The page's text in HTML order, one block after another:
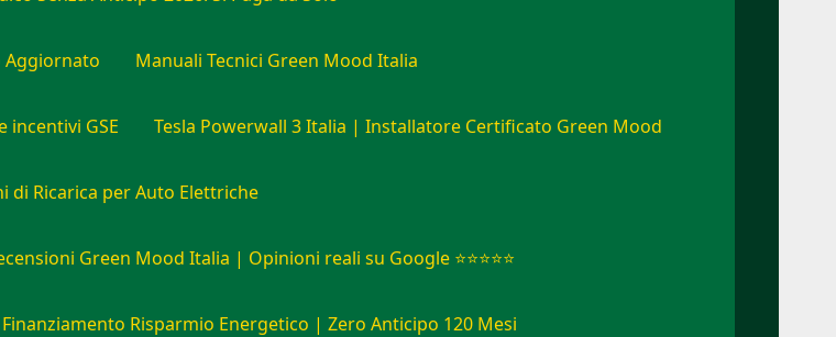
Aggiornato Manuali Tecnici Green Mood Italia
incentivi GSE Tesla Powerwall 3 Italia | Installatore Certificato Green Mood
di Ricarica per Auto Elettriche
Green Mood Italia | Opinioni reali su Google ⭐⭐⭐⭐⭐
Finanziamento Risparmio Energetico | Zero Anticipo 120 Mesi